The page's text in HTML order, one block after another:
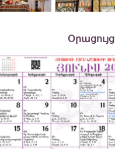
Օրացույց